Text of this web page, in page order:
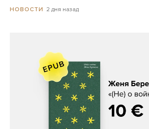
НОВОСТИ 2 дня назад